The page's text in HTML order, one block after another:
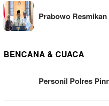
Prabowo
BENCANA & CUACA
Personil Polres